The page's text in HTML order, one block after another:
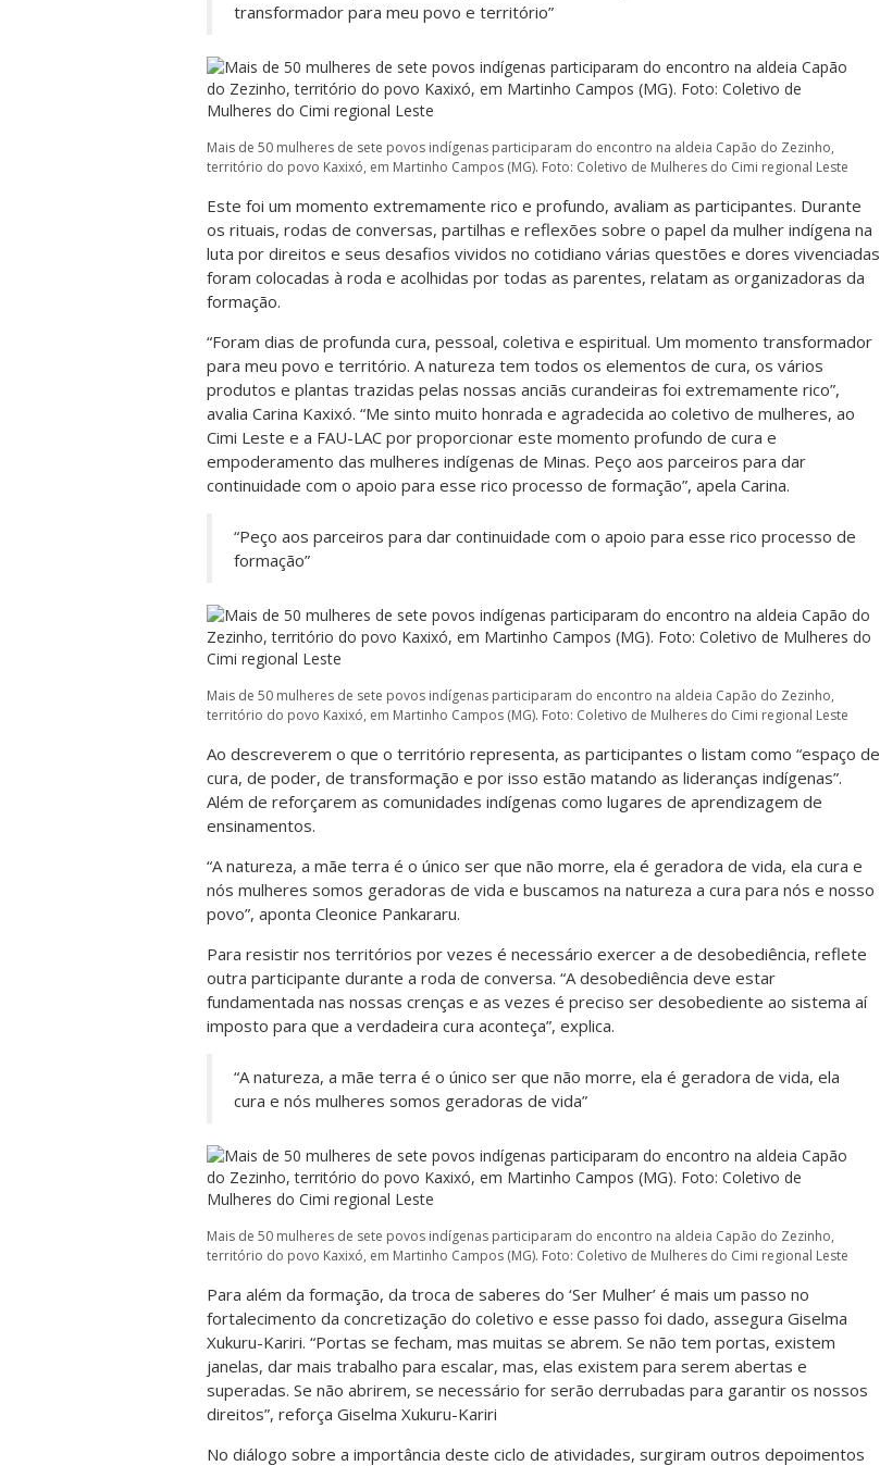
transformador para meu povo e território”
Mais de 50 mulheres de sete povos indígenas participaram do encontro na aldeia Capão do Zezinho,
território do povo Kaxixó, em Martinho Campos (MG). Foto: Coletivo de Mulheres do Cimi regional Leste
Este foi um momento extremamente rico e profundo, avaliam as participantes. Durante
os rituais, rodas de conversas, partilhas e reflexões sobre o papel da mulher indígena na
luta por direitos e seus desafios vividos no cotidiano várias questões e dores vivenciadas
foram colocadas à roda e acolhidas por todas as parentes, relatam as organizadoras da
formação.
“Foram dias de profunda cura, pessoal, coletiva e espiritual. Um momento transformador
para meu povo e território. A natureza tem todos os elementos de cura, os vários
produtos e plantas trazidas pelas nossas anciãs curandeiras foi extremamente rico”,
avalia Carina Kaxixó. “Me sinto muito honrada e agradecida ao coletivo de mulheres, ao
Cimi Leste e a FAU-LAC por proporcionar este momento profundo de cura e
empoderamento das mulheres indígenas de Minas. Peço aos parceiros para dar
continuidade com o apoio para esse rico processo de formação”, apela Carina.
“Peço aos parceiros para dar continuidade com o apoio para esse rico processo de
formação”
Mais de 50 mulheres de sete povos indígenas participaram do encontro na aldeia Capão do Zezinho,
território do povo Kaxixó, em Martinho Campos (MG). Foto: Coletivo de Mulheres do Cimi regional Leste
Ao descreverem o que o território representa, as participantes o listam como “espaço de
cura, de poder, de transformação e por isso estão matando as lideranças indígenas”.
Além de reforçarem as comunidades indígenas como lugares de aprendizagem de
ensinamentos.
“A natureza, a mãe terra é o único ser que não morre, ela é geradora de vida, ela cura e
nós mulheres somos geradoras de vida e buscamos na natureza a cura para nós e nosso
povo”, aponta Cleonice Pankararu.
Para resistir nos territórios por vezes é necessário exercer a de desobediência, reflete
outra participante durante a roda de conversa. “A desobediência deve estar
fundamentada nas nossas crenças e as vezes é preciso ser desobediente ao sistema aí
imposto para que a verdadeira cura aconteça”, explica.
“A natureza, a mãe terra é o único ser que não morre, ela é geradora de vida, ela
cura e nós mulheres somos geradoras de vida”
Mais de 50 mulheres de sete povos indígenas participaram do encontro na aldeia Capão do Zezinho,
território do povo Kaxixó, em Martinho Campos (MG). Foto: Coletivo de Mulheres do Cimi regional Leste
Para além da formação, da troca de saberes do ‘Ser Mulher’ é mais um passo no
fortalecimento da concretização do coletivo e esse passo foi dado, assegura Giselma
Xukuru-Kariri. “Portas se fecham, mas muitas se abrem. Se não tem portas, existem
janelas, dar mais trabalho para escalar, mas, elas existem para serem abertas e
superadas. Se não abrirem, se necessário for serão derrubadas para garantir os nossos
direitos”, reforça Giselma Xukuru-Kariri
No diálogo sobre a importância deste ciclo de atividades, surgiram outros depoimentos